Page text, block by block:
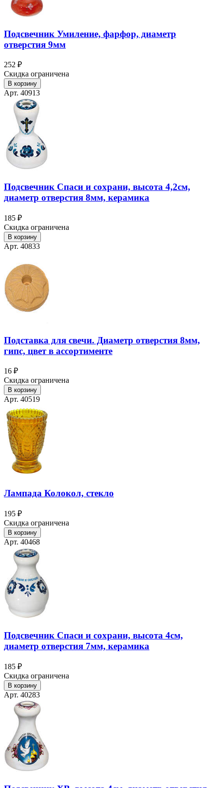
Подсвечник Умиление, фарфор, диаметр
отверстия 9мм
252 ₽
Скидка ограничена
В корзину
Арт. 40913
Подсвечник Спаси и сохрани, высота 4,2см,
диаметр отверстия 8мм, керамика
185 ₽
Скидка ограничена
В корзину
Арт. 40833
Подставка для свечи. Диаметр отверстия 8мм,
гипс, цвет в ассортименте
16 ₽
Скидка ограничена
В корзину
Арт. 40519
Лампада Колокол, стекло
195 ₽
Скидка ограничена
В корзину
Арт. 40468
Подсвечник Спаси и сохрани, высота 4см,
диаметр отверстия 7мм, керамика
185 ₽
Скидка ограничена
В корзину
Арт. 40283